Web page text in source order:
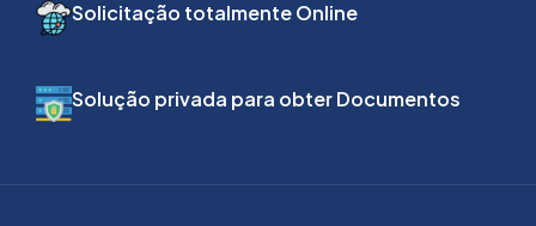
Solicitação totalmente Online
Solução privada para obter Documentos